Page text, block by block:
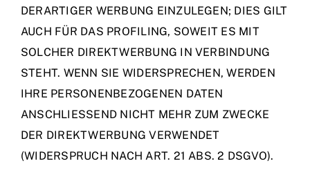
DERARTIGER WERBUNG EINZULEGEN; DIES GILT
AUCH FÜR DAS PROFILING, SOWEIT ES MIT
SOLCHER DIREKTWERBUNG IN VERBINDUNG
STEHT. WENN SIE WIDERSPRECHEN, WERDEN
IHRE PERSONENBEZOGENEN DATEN
ANSCHLIESSEND NICHT MEHR ZUM ZWECKE
DER DIREKTWERBUNG VERWENDET
(WIDERSPRUCH NACH ART. 21 ABS. 2 DSGVO).